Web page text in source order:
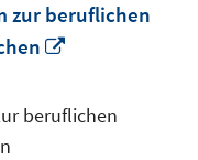
zur beruflichen
öffnen
beruflichen